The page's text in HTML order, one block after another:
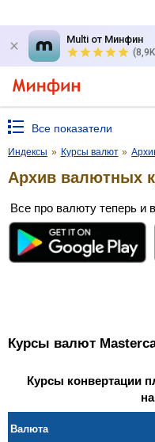
Multi от Минфин
Все показатели
Индексы » Курсы валют »
Архив валютных
Все про валюту теперь и
Курсы валют
Курсы конвертации
Валюта